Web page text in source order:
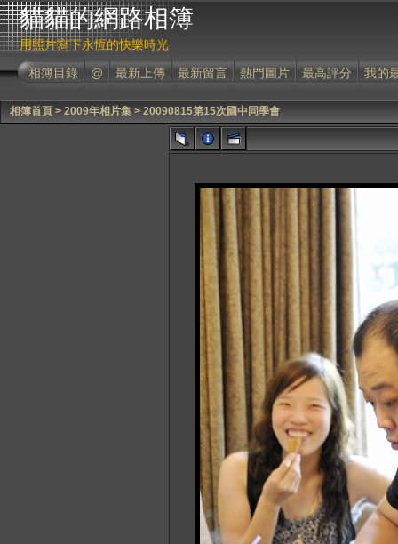
貓貓的網路相簿
用照片寫下永恆的快樂時光
相簿目錄
@ 最新上傳 最新留言 熱門圖片 最高評分 我的
相簿首頁 > 2009年相片集 > 20090815第15次國中同學會